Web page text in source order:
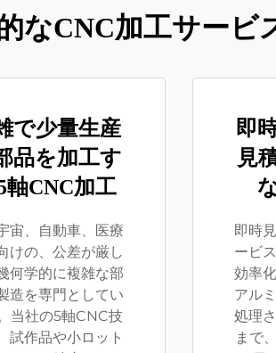
なCNC加工サービ
で少量生産
品を加工す
軸CNC加工
宙、自動車、医療
けの、公差が厳し
何学的に複雑な部
造を専門としてい
当社の5軸CNC技
試作品や小ロット
即
見
即時
ービ
効率
アル
処理
まで